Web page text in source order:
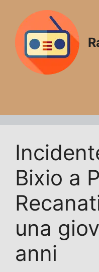
contenuto
Bixio a
una
anni